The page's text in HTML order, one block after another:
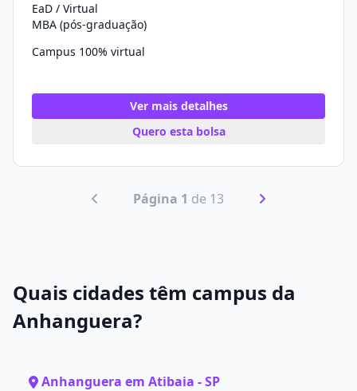
EaD / Virtual
MBA (pós-graduação)
Campus 100% virtual
Ver mais detalhes
Quero esta bolsa
Página 1 de 13
Quais cidades têm campus da
Anhanguera?
Anhanguera em Atibaia - SP